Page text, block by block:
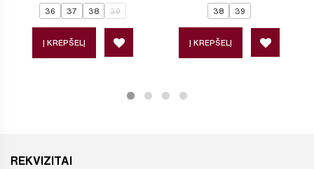
36 37 38 39
Į KREPŠELĮ
38 39
Į KREPŠELĮ
REKVIZITAI